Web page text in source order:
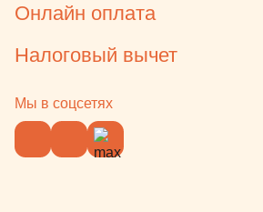
Онлайн оплата
Налоговый вычет
Мы в соцсетях